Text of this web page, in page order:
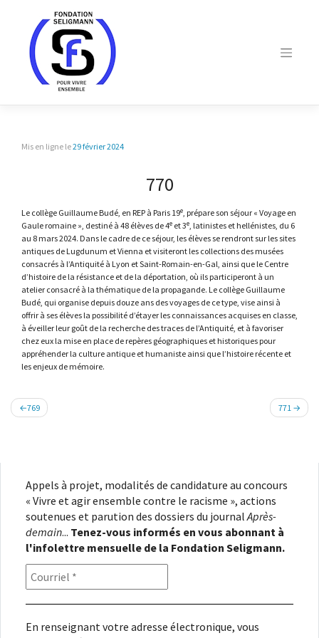
Mis en ligne le29 février 2024
770
Le collège Guillaume Budé, en REP à Paris 19e, prépare son séjour « Voyage en
Gaule romaine », destiné à 48 élèves de 4e et 3e, latinistes et hellénistes, du 6
au 8 mars 2024. Dans le cadre de ce séjour, les élèves se rendront sur les sites
antiques de Lugdunum et Vienna et visiteront les collections des musées
consacrés à l’Antiquité à Lyon et Saint-Romain-en-Gal, ainsi que le Centre
d’histoire de la résistance et de la déportation, où ils participeront à un
atelier consacré à la thématique de la propagande. Le collège Guillaume
Budé, qui organise depuis douze ans des voyages de ce type, vise ainsi à
offrir à ses élèves la possibilité d’étayer les connaissances acquises en classe,
à éveiller leur goût de la recherche des traces de l’Antiquité, et à favoriser
chez eux la mise en place de repères géographiques et historiques pour
appréhender la culture antique et humaniste ainsi que l’histoire récente et
les enjeux de mémoire.
Navigation
de
769 771
Appels à projet, modalités de candidature au concours
« Vivre et agir ensemble contre le racisme », actions
soutenues et parution des dossiers du journalAprès-
demain... Tenez-vous informés en vous abonnant à
l'infolettre mensuelle de la Fondation Seligmann.
En renseignant votre adresse électronique, vous